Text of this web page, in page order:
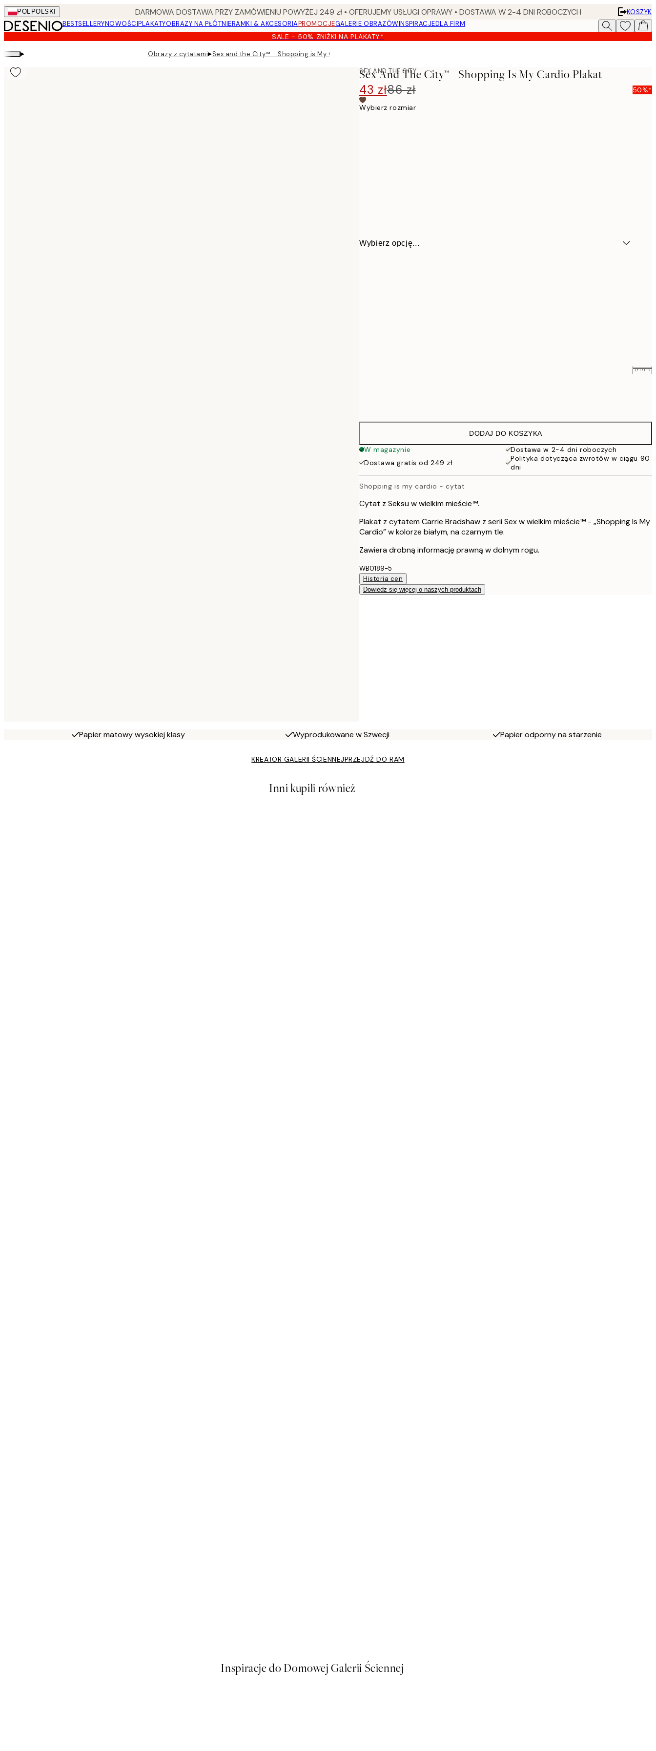
Skip
to
main
content.
POL POLSKI DARMOWA DOSTAWA PRZY ZAMÓWIENIU POWYŻEJ 249 zł • OFERUJEMY USŁUGI OPRAWY • DOSTAWA W 2-4 DNI ROBOCZYCH
KOSZYK
BESTSELLERYNOWOŚCIPLAKATYOBRAZY NA PŁÓTNIERAMKI & AKCESORIAPROMOCJEGALERIE OBRAZÓWINSPIRACJEDLA FIRM
SALE - 50% ZNIŻKI NA PLAKATY*
▸ Obrazy z cytatami▸Sex and the City™ - Shopping is My Cardio Plakat
SEX AND THE CITY
Sex And The City™ - Shopping Is My Cardio Plakat
43 zł86 zł 50%*
Wybierz rozmiar
Wybierz opcję...
152 zł
DODAJ DO KOSZYKA
W magazynie
Dostawa w 2-4 dni roboczych
Dostawa gratis od 249 zł
Polityka dotycząca zwrotów w ciągu 90
dni
Shopping is my cardio - cytat
Cytat z Seksu w wielkim mieście™.
Plakat z cytatem Carrie Bradshaw z serii Sex w wielkim mieście™ - „Shopping Is My
Cardio” w kolorze białym, na czarnym tle.
Zawiera drobną informację prawną w dolnym rogu.
WB0189-5
Historia cen
Dowiedz się więcej o naszych produktach
Papier matowy wysokiej klasy Wyprodukowane w Szwecji Papier odporny na starzenie
KREATOR GALERII ŚCIENNEJPRZEJDŹ DO RAM
Inni kupili również
Inspiracje do Domowej Galerii Ściennej